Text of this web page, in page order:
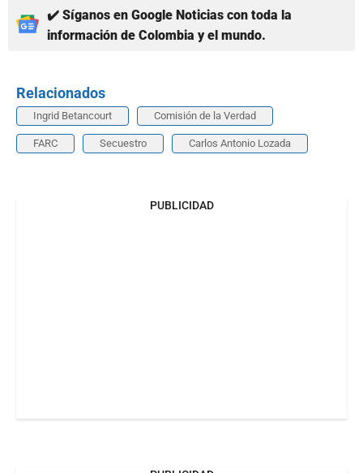
✔️ Síganos en Google Noticias con toda la
información de Colombia y el mundo.
Relacionados
Ingrid Betancourt Comisión de la Verdad
FARC Secuestro Carlos Antonio Lozada
PUBLICIDAD